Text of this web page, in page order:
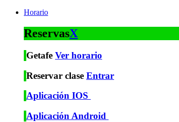
Horario
ReservasX
Getafe Ver horario
Reservar clase Entrar
Aplicación IOS
Aplicación Android